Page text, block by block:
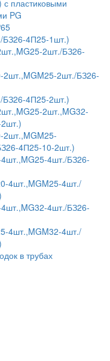
пластиковыми
PG
БЗ26-4П25-1шт.)
2шт./БЗ26-
2шт./БЗ26-
БЗ26-4П25-2шт.)
2шт.,MG32-
2шт.,MGM25-
4П25-10-2шт.)
4шт./БЗ26-
4шт.,MGM25-4шт./
4шт./БЗ26-
4шт.,MGM32-4шт./
в трубах